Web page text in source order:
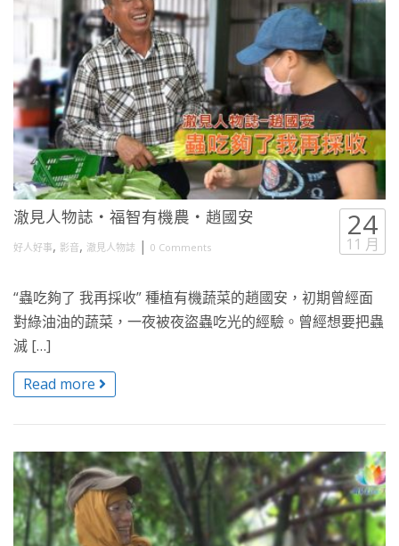
澈見人物誌・福智有機農・趙國安
好人好事, 影音, 澈見人物誌 | 0 Comments
24
11 月
“蟲吃夠了 我再採收” 種植有機蔬菜的趙國安，初期曾經面
對綠油油的蔬菜，一夜被夜盜蟲吃光的經驗。曾經想要把蟲
滅 […]
Read more